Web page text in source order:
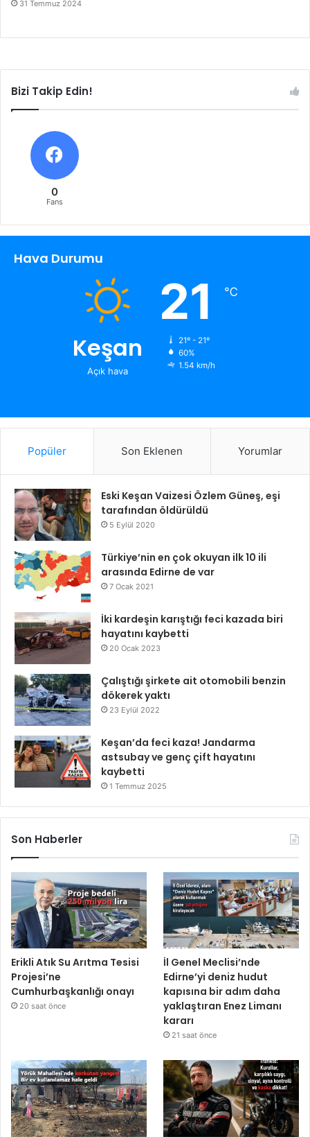
31 Temmuz 2024
Bizi Takip Edin!
0
Fans
Hava Durumu
Keşan
Açık hava
21 ℃
21º - 21º
60%
1.54 km/h
Popüler Son Eklenen Yorumlar
Eski Keşan Vaizesi Özlem Güneş, eşi
tarafından öldürüldü
5 Eylül 2020
Türkiye’nin en çok okuyan ilk 10 ili
arasında Edirne de var
7 Ocak 2021
İki kardeşin karıştığı feci kazada biri
hayatını kaybetti
20 Ocak 2023
Çalıştığı şirkete ait otomobili benzin
dökerek yaktı
23 Eylül 2022
Keşan’da feci kaza! Jandarma
astsubay ve genç çift hayatını
kaybetti
1 Temmuz 2025
Son Haberler
Erikli Atık Su Arıtma Tesisi
Projesi’ne
Cumhurbaşkanlığı onayı
20 saat önce
İl Genel Meclisi’nde
Edirne’yi deniz hudut
kapısına bir adım daha
yaklaştıran Enez Limanı
kararı
21 saat önce